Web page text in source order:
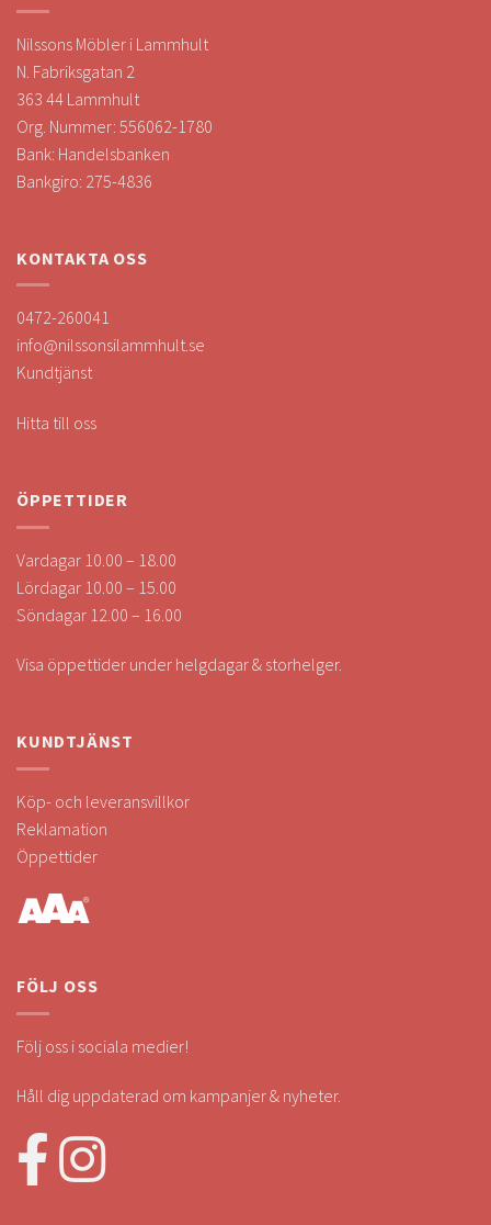
Nilssons Möbler i Lammhult
N. Fabriksgatan 2
363 44 Lammhult
Org. Nummer: 556062-1780
Bank: Handelsbanken
Bankgiro: 275-4836
KONTAKTA OSS
0472-260041
info@nilssonsilammhult.se
Kundtjänst
Hitta till oss
ÖPPETTIDER
Vardagar 10.00 – 18.00
Lördagar 10.00 – 15.00
Söndagar 12.00 – 16.00
Visa öppettider under helgdagar & storhelger.
KUNDTJÄNST
Köp- och leveransvillkor
Reklamation
Öppettider
FÖLJ OSS
Följ oss i sociala medier!
Håll dig uppdaterad om kampanjer & nyheter.